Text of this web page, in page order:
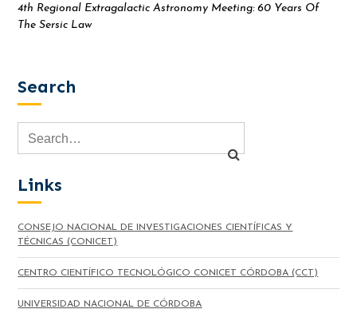
4th Regional Extragalactic Astronomy Meeting: 60 Years Of
The Sersic Law
Search
Links
CONSEJO NACIONAL DE INVESTIGACIONES CIENTÍFICAS Y
TÉCNICAS (CONICET)
CENTRO CIENTÍFICO TECNOLÓGICO CONICET CÓRDOBA (CCT)
UNIVERSIDAD NACIONAL DE CÓRDOBA